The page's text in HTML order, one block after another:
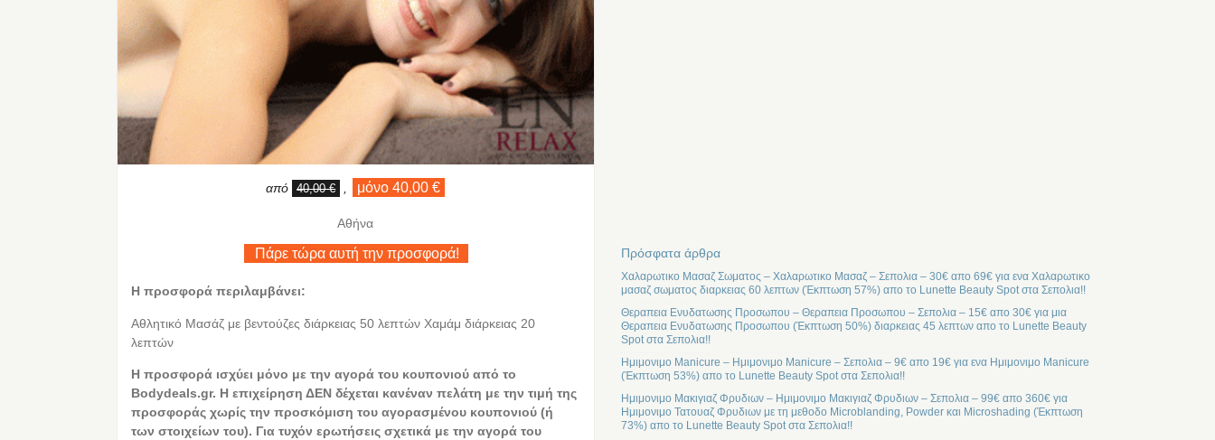
από 40,00 € , μόνο 40,00 €
Αθήνα
Πάρε τώρα αυτή την προσφορά!
Η προσφορά περιλαμβάνει:
Αθλητικό Μασάζ με βεντούζες διάρκειας 50 λεπτών Χαμάμ διάρκειας 20
λεπτών
Ηπροσφορά ισχύει μόνο με την αγορά του κουπονιού από το
Bodydeals.gr. Η επιχείρηση ΔΕΝ δέχεται κανέναν πελάτη με την τιμή της
προσφοράς χωρίς την προσκόμιση του αγορασμένου κουπονιού (ή
των στοιχείων του). Για τυχόν ερωτήσεις σχετικά με την αγορά του
Πρόσφατα άρθρα
Χαλαρωτικο Μασαζ Σωματος – Χαλαρωτικο Μασαζ – Σεπολια – 30€ απο 69€ για ενα Χαλαρωτικο
μασαζ σωματος διαρκειας 60 λεπτων (Έκπτωση 57%) απο το Lunette Beauty Spot στα Σεπολια!!
Θεραπεια Ενυδατωσης Προσωπου – Θεραπεια Προσωπου – Σεπολια – 15€ απο 30€ για μια
Θεραπεια Ενυδατωσης Προσωπου (Έκπτωση 50%) διαρκειας 45 λεπτων απο το Lunette Beauty
Spot στα Σεπολια!!
Ημιμονιμο Manicure – Ημιμονιμο Manicure – Σεπολια – 9€ απο 19€ για ενα Ημιμονιμο Manicure
(Έκπτωση 53%) απο το Lunette Beauty Spot στα Σεπολια!!
Ημιμονιμο Μακιγιαζ Φρυδιων – Ημιμονιμο Μακιγιαζ Φρυδιων – Σεπολια – 99€ απο 360€ για
Ημιμονιμο Τατουαζ Φρυδιων με τη μεθοδο Microblanding, Powder και Microshading (Έκπτωση
73%) απο το Lunette Beauty Spot στα Σεπολια!!